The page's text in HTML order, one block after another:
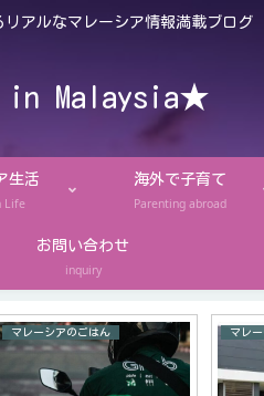
アルなマレーシア情報満載ブログ
Malaysia★
生活
Life
海外で子育て
Parenting abroad
お問い合わせ
inquiry
マレーシアのごはん マレ